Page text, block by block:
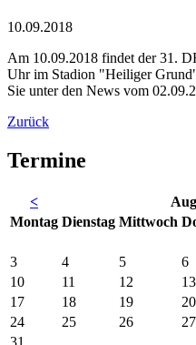
10.09.2018
Am 10.09.2018 findet der 31.
Uhr im Stadion "Heiliger
Sie unter den News vom
Zurück
Termine
<
Montag Dienstag Mittwoch
3
4 5 6
10
11 12 13
17
18 19 20
24
25 26 27
31